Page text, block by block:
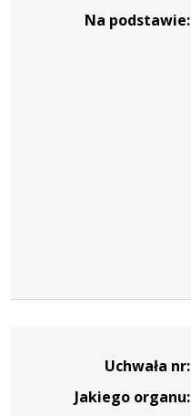
Na podstawie:
136/2020-
Uchwała nr:
Jakiego organu: